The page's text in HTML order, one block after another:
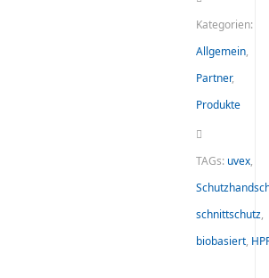
Kategorien:
Allgemein,
Partner,
Produkte
TAGs: uvex,
schnittschutz,
biobasiert,